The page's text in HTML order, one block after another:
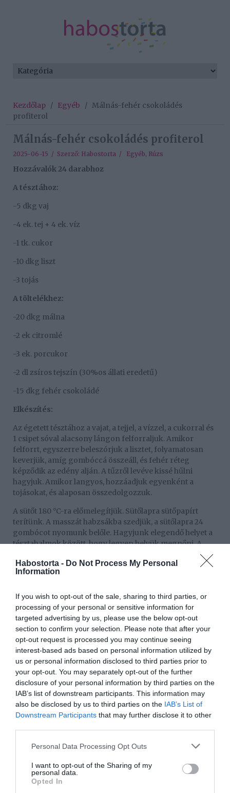
Habostorta - Do Not Process My Personal
Information
If you wish to opt-out of the sale, sharing to third parties, or
processing of your personal or sensitive information for
targeted advertising by us, please use the below opt-out
section to confirm your selection. Please note that after your
opt-out request is processed you may continue seeing
interest-based ads based on personal information utilized by
us or personal information disclosed to third parties prior to
your opt-out. You may separately opt-out of the further
disclosure of your personal information by third parties on the
IAB’s list of downstream participants. This information may
also be disclosed by us to third parties on the IAB’s List of
Downstream Participants that may further disclose it to other
Please note that this website/app uses one or more Google
not limited to your visit or usage behaviour. You may click to
grant or deny consent to Google and its third-party tags to
use your data for below specified purposes in below Google
Personal Data Processing Opt Outs
I want to opt-out of the Sharing of my
personal data.
Opted In
Kezdőlap / Egyéb / Málnás-fehér csokoládés
profiterol
Málnás-fehér csokoládés profiterol
2025-06-15 / Szerző: Habostorta / Egyéb, Rúzs
Hozzávalók 24 darabhoz
A tésztához:
-5 dkg vaj
-4 ek. tej + 4 ek. víz
-1 tk. cukor
-10 dkg liszt
-3 tojás
A töltelékhez:
-20 dkg málna
-2 ek citromlé
-3 ek. porcukor
-2 dl zsíros tejszín (30%os állati eredetű)
-15 dkg fehér csokoládé
Elkészítés:
Az égetett tésztához a vajat, a tejjel, a vízzel, a cukorral és
1 csipet sóval alacsony lángon felforraljuk. Amikor
felforrt, egyszerre beleszórjuk a lisztet, folyamatosan
keverjük, amíg gombóccá összeáll, és fehér réteg
képződik az edény alján. A tűzről levéve kissé hűlni
hagyjuk. Amikor langyos, hozzáadjuk egyenként a
tojásokat, és alaposan összedolgozzuk.
A sütőt 180 °C-ra előmelegítjük. Sütőlapra sütőpapírt
terítünk. A masszát habzsákba szedjük, a sütőlapra 24
gombócot nyomunk belőle. Hagyjunk elegendő helyet a
tésztahalmok között, hogy legyen helyük megnőni. A
A málnát a töltelékhez átválogatjuk, turmixgépbe tesszük
majd átpasszírozzuk.
A tejszínt kemény habbá verjük, hozzákeverünk 4
evőkanálnyit az átpasszírozott málnából. A krémet
vékony hegyes csővel ellátott habzsákba töltjük. A
tésztába szúrjuk, és megtöltjük a krémmel.
A csokoládét darabokra törjük, és megolvasztjuk vízgőz
felett. Hagyjuk kissé kihűlni, majd megcsurgassuk vele a
profiterolok tetejét. Hagyjuk megdermedni. Tálaláskor a
maradék málnaszószt elosztjuk a tányérokon, és azon
tálaljuk a profiterolokat, vagy külön szószos edényben
tálaljuk mellé.
Megosztás: